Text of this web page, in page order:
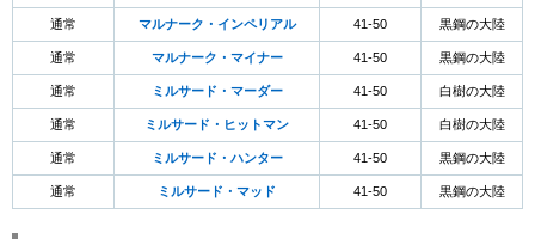
通常 マルナーク・インペリアル 41-50 黒鋼の大陸
通常 マルナーク・マイナー 41-50 黒鋼の大陸
通常 ミルサード・マーダー 41-50 白樹の大陸
通常 ミルサード・ヒットマン 41-50 白樹の大陸
通常 ミルサード・ハンター 41-50 黒鋼の大陸
通常 ミルサード・マッド 41-50 黒鋼の大陸